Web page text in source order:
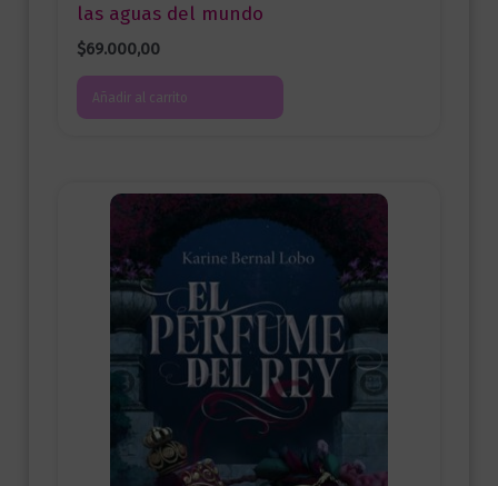
las aguas del mundo
$69.000,00
Añadir al carrito